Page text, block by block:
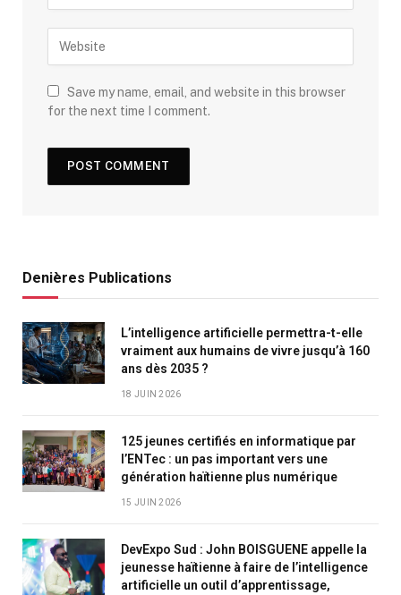
Save my name, email, and website in this browser
for the next time I comment.
Denières Publications
L’intelligence artificielle permettra-t-elle
vraiment aux humains de vivre jusqu’à 160
ans dès 2035 ?
18 JUIN 2026
125 jeunes certifiés en informatique par
l’ENTec : un pas important vers une
génération haïtienne plus numérique
15 JUIN 2026
DevExpo Sud : John BOISGUENE appelle la
jeunesse haïtienne à faire de l’intelligence
artificielle un outil d’apprentissage,